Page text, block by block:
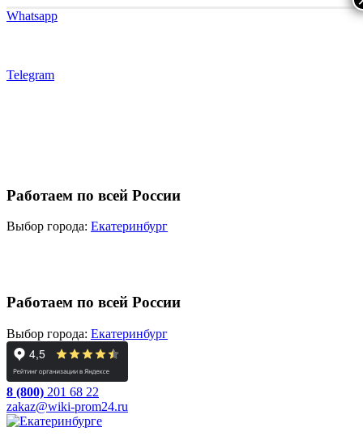
Whatsapp
Telegram
Работаем по всей России
Выбор города: Екатеринбург
Работаем по всей России
Выбор города: Екатеринбург
8 (800) 201 68 22
zakaz@wiki-prom24.ru